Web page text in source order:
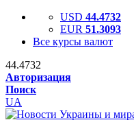
USD 44.4732
EUR 51.3093
Все курсы валют
44.4732
Авторизация
Поиск
UA